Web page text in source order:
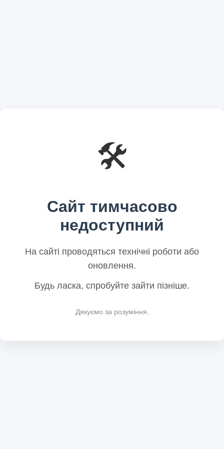
🛠️
Сайт тимчасово
недоступний
На сайті проводяться технічні роботи або
оновлення.
Будь ласка, спробуйте зайти пізніше.
Дякуємо за розуміння.